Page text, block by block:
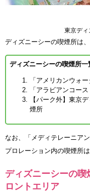
東京ディ
ディズニーシーの喫煙所は
ディズニーシーの喫煙所一
「アメリカンウォ
「アラビアンコー
【パーク外】東京
煙所
なお、「メディテレーニア
プロレーション内の喫煙所
ディズニーシーの
ロントエリア